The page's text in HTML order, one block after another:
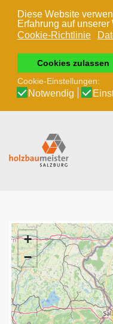
Diese Website
Erfahrung auf
Cookie-Richtlinie
Cookies zulassen
Cookie-Einstellungen:
Notwendig
Zum Hauptinhalt
+
−